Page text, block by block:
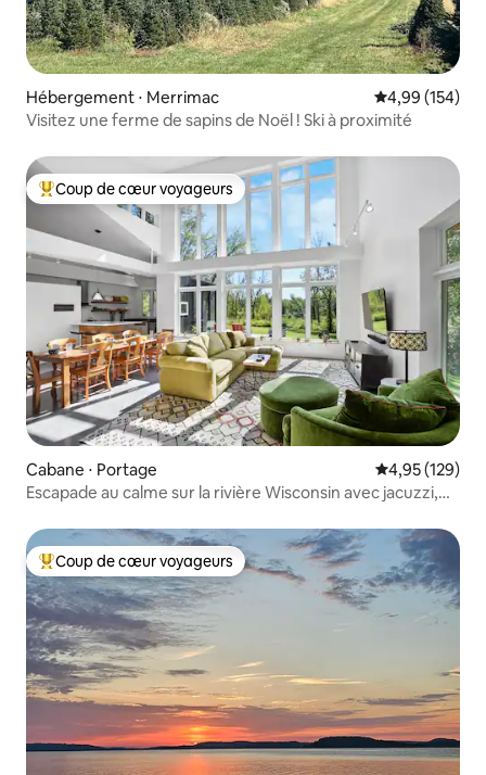
Hébergement ⋅ Merrimac Évaluation
4,99 (154)
Visitez une ferme de sapins de Noël ! Ski à proximité
Coups de cœur voyageurs les plus appréciés
Coup de cœur voyageurs
Cabane ⋅ Portage Évaluation
4,95 (129)
Escapade au calme sur la rivière Wisconsin avec jacuzzi,
Coups de cœur voyageurs les plus appréciés
Coup de cœur voyageurs